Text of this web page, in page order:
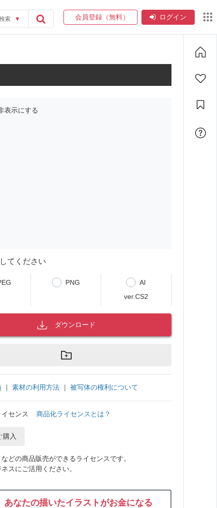
索 ▼ 会員登録（無料） ログイン
表示にする
てください
PNG
AI
ver.CS2
ダウンロード
｜ 素材の利用方法 ｜ 被写体の権利について
センス 商品化ライセンスとは？
購入
どの商品販売ができるライセンスです。
スにご活用ください。
あなたの描いたイラストがお金になる